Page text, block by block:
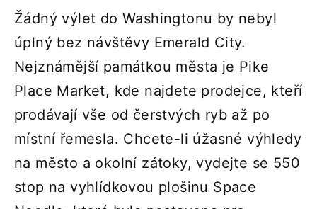
Žádný výlet do Washingtonu by nebyl
úplný bez návštěvy Emerald City.
Nejznámější památkou města je Pike
Place Market, kde najdete prodejce, kteří
prodávají vše od čerstvých ryb až po
místní řemesla. Chcete-li úžasné výhledy
na město a okolní zátoky, vydejte se 550
stop na vyhlídkovou plošinu Space